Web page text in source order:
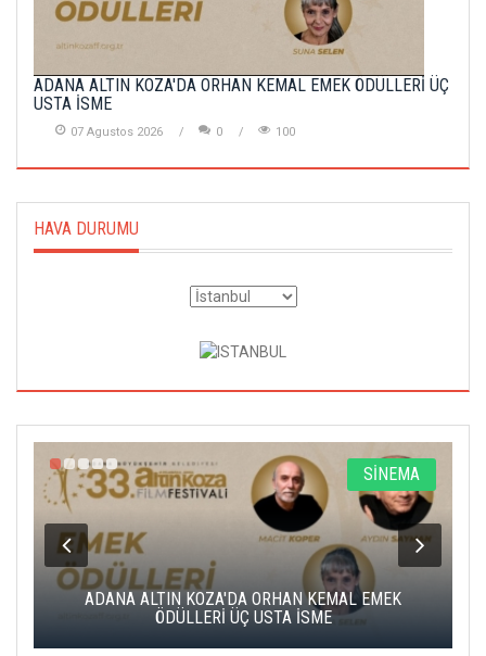
ADANA ALTIN KOZA'DA ORHAN KEMAL EMEK ÖDÜLLERİ ÜÇ
USTA İSME
07 Agustos 2026 0 100
HAVA DURUMU
SİNEMA
ADANA ALTIN KOZA'DA ORHAN KEMAL EMEK
ÖDÜLLERİ ÜÇ USTA İSME